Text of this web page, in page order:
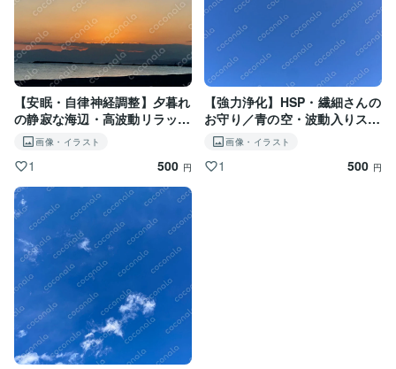
【安眠・自律神経調整】夕暮れ
の静寂な海辺・高波動リラック
ススマホ壁紙
画像・イラスト
1 500 円
【強力浄化】HSP・繊細さんの
お守り／青の空・波動入りスマ
ホ壁紙
画像・イラスト
1 500 円